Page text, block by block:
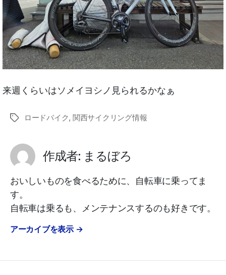
来週くらいはソメイヨシノ見られるかなぁ
タ
ロードバイク, 関西サイクリング情報
作成者: まるぼろ
おいしいものを食べるために、自転車に乗ってま
す。
自転車は乗るも、メンテナンスするのも好きです。
アーカイブを表示 →